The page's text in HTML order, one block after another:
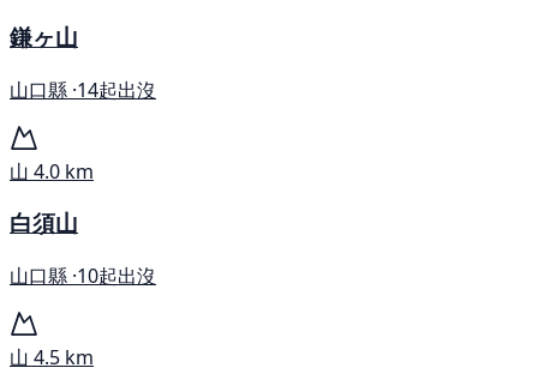
鎌ヶ山
山口縣 ·14起出沒
山 4.0 km
白須山
山口縣 ·10起出沒
山 4.5 km